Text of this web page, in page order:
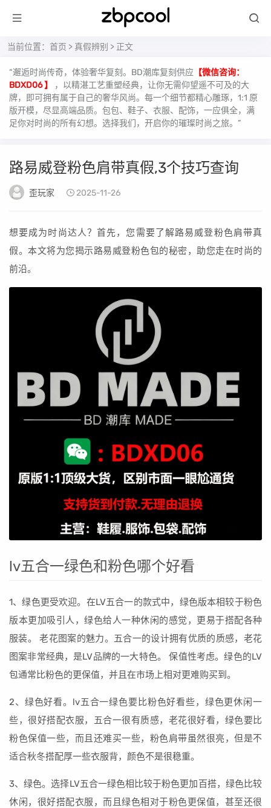
当前位置： 首页 > 真假辨别 > 正文
“邂逅时尚传奇，体验奢华复刻。BD潮库复刻供应 【微信咨询：
BDXD06 】
，以精湛工艺重塑经典，让你无需仰望遥不可及的大
牌，即可拥有属于自己的奢华风尚。每一个细节都精心雕琢，1:1 原
版开模，尽显高端品质。包包、鞋子、衣服、配饰，一应俱全，满
足你对时尚的所有幻想。选择我们，开启你的璀璨时尚之旅。”
路易威登粉色肩带真假,3个技巧查询
歪玩家 2025-11-26
想要成为时尚达人？首先，您需要了解路易威登粉色肩带真
假。本文将为您揭示路易威登粉色包的秘密，助您走在时尚的
前沿。
lv五合一绿色和粉色哪个好看
1、绿色更受欢迎。在LV五合一的款式中，绿色版本相较于粉色
版本更加吸引人，绿色给人一种休闲的感觉，更易于搭配各种
服装。 老花图案的魅力。五合一的设计拥有优质的质感，老花
图案非常经典，是LV品牌的一大特色。 保值性考虑。绿色的LV
包通常比粉色的更保值，并且在市场上相对更难购买到。
2、绿色好看。lv五合一绿色要比粉色好看些，绿色更休闲一
些，很好搭配衣服，五合一很有质感，老花很好看，绿色要比
粉色保值一些，而且还难买一些，粉色肩带虽然很亮，但是不
适合秋冬搭配厚一些衣服背，颜色不是很稳重。
3、绿色。选择LV五合一绿色相比较于粉色更加百搭，绿色比较
休闲，很好搭配衣服，而且绿色相对于粉色更保值，甚至还很